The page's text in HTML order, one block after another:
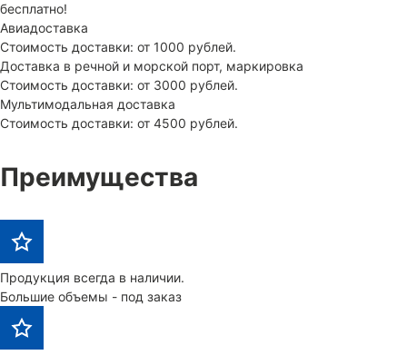
бесплатно!
Авиадоставка
Стоимость доставки: от 1000 рублей.
Доставка в речной и морской порт, маркировка
Стоимость доставки: от 3000 рублей.
Мультимодальная доставка
Стоимость доставки: от 4500 рублей.
Преимущества
Продукция всегда в наличии.
Большие объемы - под заказ